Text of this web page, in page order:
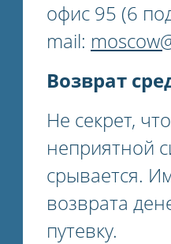
офис 95 (6
mail:
Возврат
Не секрет,
неприятной
срывается.
возврата
путевку.